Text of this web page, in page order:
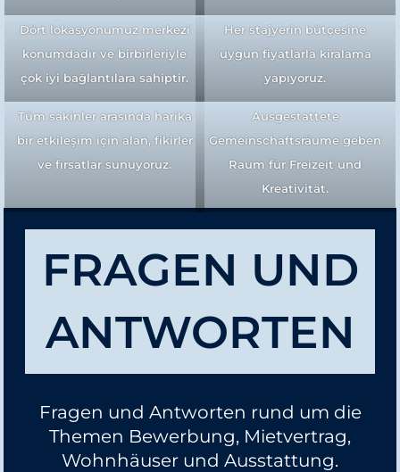
Dört lokasyonumuz merkezi
konumdadır ve birbirleriyle
çok iyi bağlantılara sahiptir.
Her stajyerin bütçesine
uygun fiyatlarla kiralama
yapıyoruz.
Tüm sakinler arasında harika
bir etkileşim için alan, fikirler
ve fırsatlar sunuyoruz.
Ausgestattete
Gemeinschaftsräume geben
Raum für Freizeit und
Kreativität.
FRAGEN UND
ANTWORTEN
Fragen und Antworten rund um die
Themen Bewerbung, Mietvertrag,
Wohnhäuser und Ausstattung.